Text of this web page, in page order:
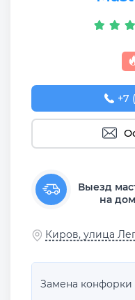
+7
Выезд
на дом
Киров, улица
Замена конфорки